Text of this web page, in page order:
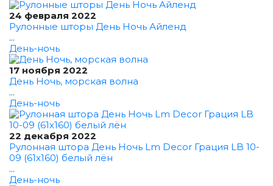
24 февраля 2022
Рулонные шторы День Ночь Айленд
...
День-ночь
17 ноября 2022
День Ночь, морская волна
...
День-ночь
22 декабря 2022
Рулонная штора День Ночь Lm Decor Грация LB 10-
09 (61x160) белый лён
...
День-ночь